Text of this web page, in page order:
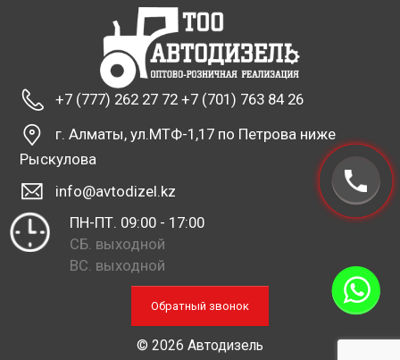
+7 (777) 262 27 72 +7 (701) 763 84 26
г. Алматы, ул.МТФ-1,17 по Петрова ниже
Рыскулова
info@avtodizel.kz
ПН-ПТ. 09:00 - 17:00
СБ. выходной
ВС. выходной
Обратный звонок
© 2026 Автодизель